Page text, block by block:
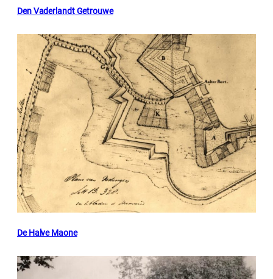
Den Vaderlandt Getrouwe
De Halve Maone